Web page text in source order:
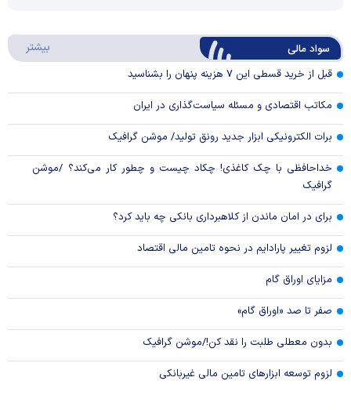
Video
سواد مالی بیشتر
قبل از خرید قسطی این ۷ هزینه پنهان را بشناسید
مکاتب اقتصادی و مسئله سیاست‌گذاری در ایران
برات الکترونیکی ابزار جدید رونق تولید/ موشن گرافیک
خداحافظی با چک کاغذی! چکاد چیست و چطور کار می‌کند؟ /موشن
گرافیک
برای در امان ماندن از کلاهبرداری بانکی چه باید کرد؟
لزوم تغییر پارادایم در نحوه تامین مالی اقتصاد
مزایای اوراق گام
صفر تا صد «اوراق گام»
بدون معطلی طلبت را نقد کن!/موشن گرافیک
لزوم توسعه ابزارهای تامین مالی غیربانکی